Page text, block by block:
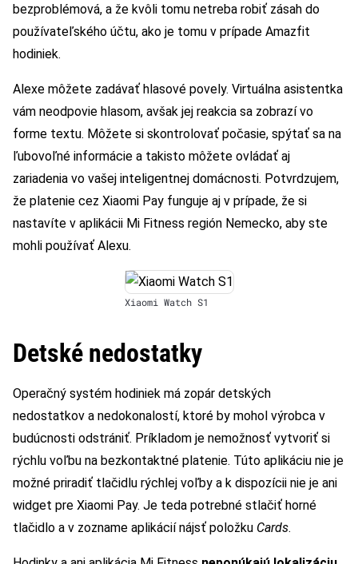
bezproblémová, a že kvôli tomu netreba robiť zásah do
používateľského účtu, ako je tomu v prípade Amazfit
hodiniek.
Alexe môžete zadávať hlasové povely. Virtuálna asistentka
vám neodpovie hlasom, avšak jej reakcia sa zobrazí vo
forme textu. Môžete si skontrolovať počasie, spýtať sa na
ľubovoľné informácie a takisto môžete ovládať aj
zariadenia vo vašej inteligentnej domácnosti. Potvrdzujem,
že platenie cez Xiaomi Pay funguje aj v prípade, že si
nastavíte v aplikácii Mi Fitness región Nemecko, aby ste
mohli používať Alexu.
Xiaomi Watch S1
Detské nedostatky
Operačný systém hodiniek má zopár detských
nedostatkov a nedokonalostí, ktoré by mohol výrobca v
budúcnosti odstrániť. Príkladom je nemožnosť vytvoriť si
rýchlu voľbu na bezkontaktné platenie. Túto aplikáciu nie je
možné priradiť tlačidlu rýchlej voľby a k dispozícii nie je ani
widget pre Xiaomi Pay. Je teda potrebné stlačiť horné
tlačidlo a v zozname aplikácií nájsť položku Cards.